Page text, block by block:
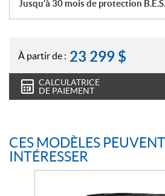
Jusqu’à 30 mois de protection
À partir de : 23 299 $
CALCULATRICE
DE PAIEMENT
CES MODÈLES
INTÉRESSER